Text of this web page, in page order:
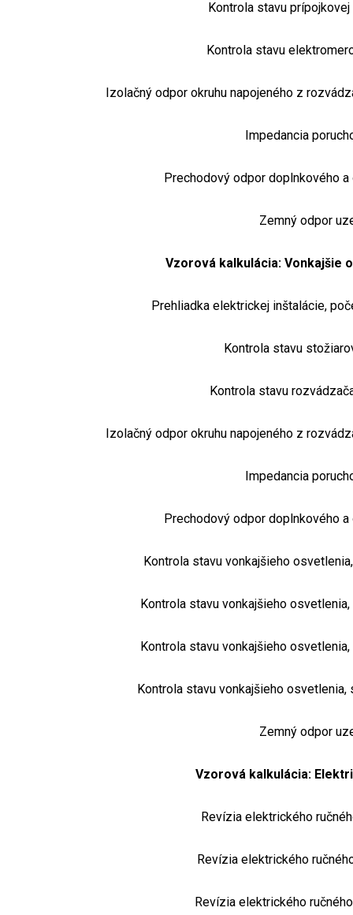
Kontrola stavu
Kontrola stavu
Izolačný odpor okruhu napojeného z
Impedancia
Prechodový odpor doplnkového
Zemný odpor
Vzorová kalkulácia: Vonkajšie
Prehliadka elektrickej inštalácie,
Kontrola stavu
Kontrola stavu
Izolačný odpor okruhu napojeného z
Impedancia
Prechodový odpor doplnkového
Kontrola stavu vonkajšieho
Kontrola stavu vonkajšieho
Kontrola stavu vonkajšieho
Kontrola stavu vonkajšieho osvetlenia,
Zemný odpor
Vzorová kalkulácia:
Revízia elektrického
Revízia elektrického
Revízia elektrického